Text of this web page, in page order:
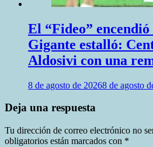
El “Fideo”
Gigante estalló:
Aldosivi con una
8 de agosto de 20268 de agosto
Deja una respuesta
Tu dirección de correo electrónico no
obligatorios están marcados con *